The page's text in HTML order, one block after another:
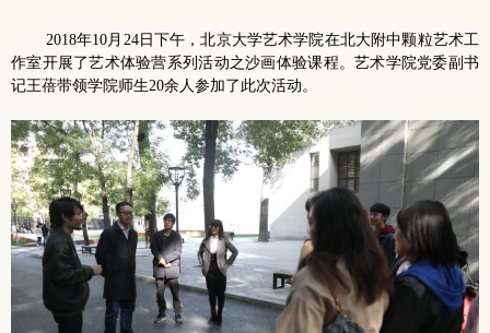
2018年10月24日下午，北京大学艺术学院在北大附中颗粒艺术工
作室开展了艺术体验营系列活动之沙画体验课程。艺术学院党委副书
记王蓓带领学院师生20余人参加了此次活动。